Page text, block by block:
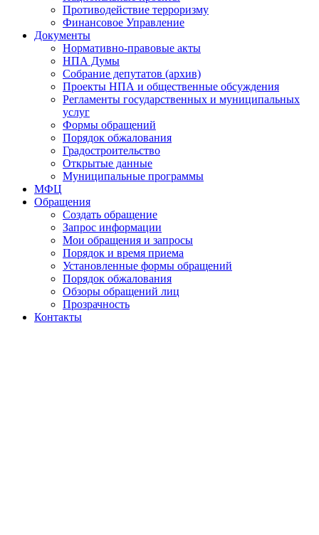
Противодействие терроризму
Финансовое Управление
Документы
Нормативно-правовые акты
НПА Думы
Собрание депутатов (архив)
Проекты НПА и общественные обсуждения
Регламенты государственных и муниципальных
услуг
Формы обращений
Порядок обжалования
Градостроительство
Открытые данные
Муниципальные программы
МФЦ
Обращения
Создать обращение
Запрос информации
Мои обращения и запросы
Порядок и время приема
Установленные формы обращений
Порядок обжалования
Обзоры обращений лиц
Прозрачность
Контакты